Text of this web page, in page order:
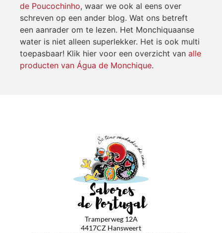
de Poucochinho, waar we ook al eens over
schreven op een ander blog. Wat ons betreft
een aanrader om te lezen. Het Monchiquaanse
water is niet alleen superlekker. Het is ook multi
toepasbaar! Klik hier voor een overzicht van alle
producten van Água de Monchique.
Tramperweg 12A
4417CZ Hansweert